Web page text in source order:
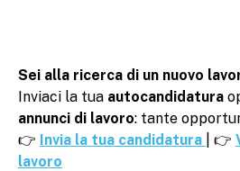
Sei alla ricerca di un nuovo
Inviaci la tua autocandidatura
annunci di lavoro: tante
👉 Invia la tua candidatura | 👉
lavoro